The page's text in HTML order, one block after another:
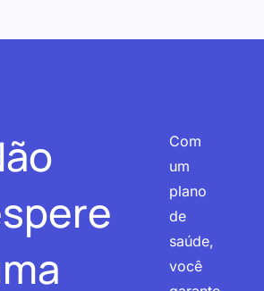
Com
um
plano
de
saúde,
você